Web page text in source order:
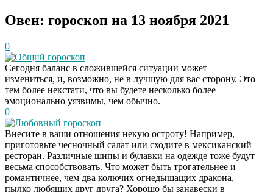
Овен: гороскоп на 13 ноября 2021
0
Общий гороскоп
Сегодня баланс в сложившейся ситуации может
измениться, и, возможно, не в лучшую для вас сторону. Это
тем более некстати, что вы будете несколько более
эмоционально уязвимы, чем обычно.
0
Любовный гороскоп
Внесите в ваши отношения некую остроту! Например,
приготовьте чесночный салат или сходите в мексиканский
ресторан. Различные шипы и булавки на одежде тоже будут
весьма способствовать. Что может быть трогательнее и
романтичнее, чем два колючих огнедышащих дракона,
пылко любящих друг друга? Хорошо бы занавески в